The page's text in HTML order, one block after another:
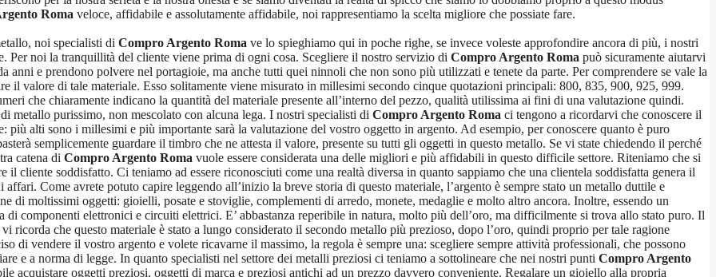
Roma veloce, affidabile e assolutamente affidabile, noi rappresentiamo la scelta migliore che possiate fare.
noi specialisti di Compro Argento Roma ve lo spieghiamo qui in poche righe, se invece voleste approfondire ancora di più, i nostri
Per noi la tranquillità del cliente viene prima di ogni cosa. Scegliere il nostro servizio di Compro Argento Roma può sicuramente aiutarvi
e prendono polvere nel portagioie, ma anche tutti quei ninnoli che non sono più utilizzati e tenete da parte. Per comprendere se vale la
il valore di tale materiale. Esso solitamente viene misurato in millesimi secondo cinque quotazioni principali: 800, 835, 900, 925, 999.
che chiaramente indicano la quantità del materiale presente all’interno del pezzo, qualità utilissima ai fini di una valutazione quindi.
metallo purissimo, non mescolato con alcuna lega. I nostri specialisti di Compro Argento Roma ci tengono a ricordarvi che conoscere il
più alti sono i millesimi e più importante sarà la valutazione del vostro oggetto in argento. Ad esempio, per conoscere quanto è puro
semplicemente guardare il timbro che ne attesta il valore, presente su tutti gli oggetti in questo metallo. Se vi state chiedendo il perché
catena di Compro Argento Roma vuole essere considerata una delle migliori e più affidabili in questo difficile settore. Riteniamo che si
il cliente soddisfatto. Ci teniamo ad essere riconosciuti come una realtà diversa in quanto sappiamo che una clientela soddisfatta genera il
Come avrete potuto capire leggendo all’inizio la breve storia di questo materiale, l’argento è sempre stato un metallo duttile e
di moltissimi oggetti: gioielli, posate e stoviglie, complementi di arredo, monete, medaglie e molto altro ancora. Inoltre, essendo un
di componenti elettronici e circuiti elettrici. E’ abbastanza reperibile in natura, molto più dell’oro, ma difficilmente si trova allo stato puro. Il
vi ricorda che questo materiale è stato a lungo considerato il secondo metallo più prezioso, dopo l’oro, quindi proprio per tale ragione
di vendere il vostro argento e volete ricavarne il massimo, la regola è sempre una: scegliere sempre attività professionali, che possono
e a norma di legge. In quanto specialisti nel settore dei metalli preziosi ci teniamo a sottolineare che nei nostri punti Compro Argento
acquistare oggetti preziosi, oggetti di marca e preziosi antichi ad un prezzo davvero conveniente. Regalare un gioiello alla propria